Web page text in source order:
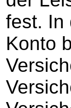
fest. In
Konto